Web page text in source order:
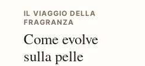
IL VIAGGIO DELLA
FRAGRANZA
Come evolve
sulla pelle